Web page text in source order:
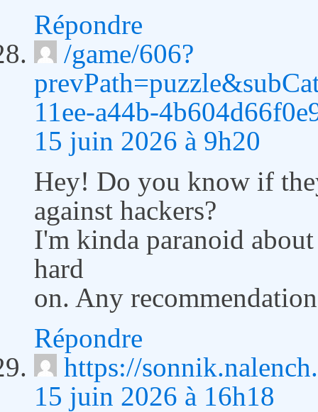
Répondre
/game/606?
11ee-a44b-
15 juin 2026 à 9h20
Hey! Do you know if
against hackers?
I'm kinda paranoid
hard
on. Any
Répondre
https://
15 juin 2026 à 16h18